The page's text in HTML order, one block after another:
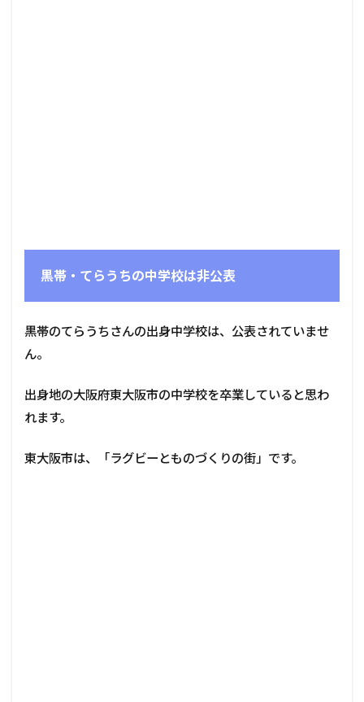
黒帯・てらうちの中学校は非公表
黒帯のてらうちさんの出身中学校は、公表されていませ
ん。
出身地の大阪府東大阪市の中学校を卒業していると思わ
れます。
東大阪市は、「ラグビーとものづくりの街」です。